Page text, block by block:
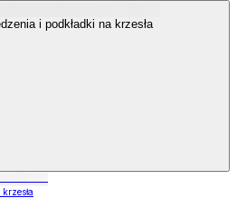
i podkładki na krzesła